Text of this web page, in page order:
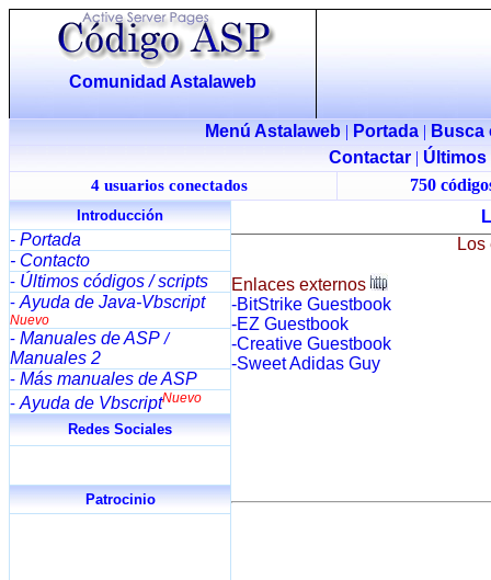
Comunidad Astalaweb
Menú Astalaweb | Portada | Busca
Contactar |
4 usuarios conectados 750
Introducción
- Portada
- Contacto
- Últimos códigos / scripts
- Ayuda de Java-Vbscript
Nuevo
- Manuales de ASP/
Manuales 2
- Más manuales de ASP
- Ayuda de VbscriptNuevo
Redes Sociales
Patrocinio
Enlaces externos
-BitStrike Guestbook
-EZ Guestbook
-Creative Guestbook
-Sweet Adidas Guy